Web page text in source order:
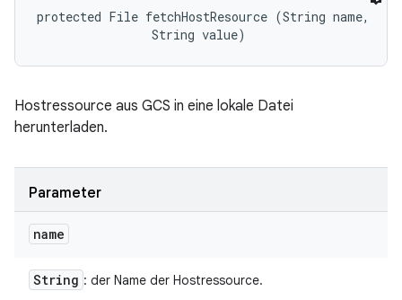
protected File fetchHostResource (String name,
                String value)
Hostressource aus GCS in eine lokale Datei
herunterladen.
Parameter
name
String : der Name der Hostressource.